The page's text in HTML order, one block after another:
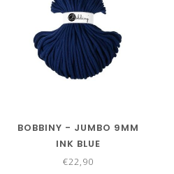
BOBBINY - JUMBO 9MM
INK BLUE
€22,90